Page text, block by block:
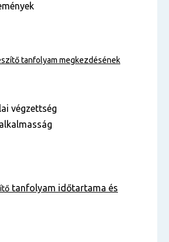
tanfolyam megkezdésének
végzettség
tanfolyam időtartama és